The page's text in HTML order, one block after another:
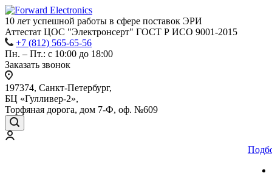
10 лет успешной работы в сфере поставок ЭРИ
Аттестат ЦОС "Электронсерт" ГОСТ Р ИСО 9001-2015
+7 (812) 565-65-56
Пн. – Пт.: с 10:00 до 18:00
Заказать звонок
197374, Санкт-Петербург,
БЦ «Гулливер-2»,
Торфяная дорога, дом 7-Ф, оф. №609